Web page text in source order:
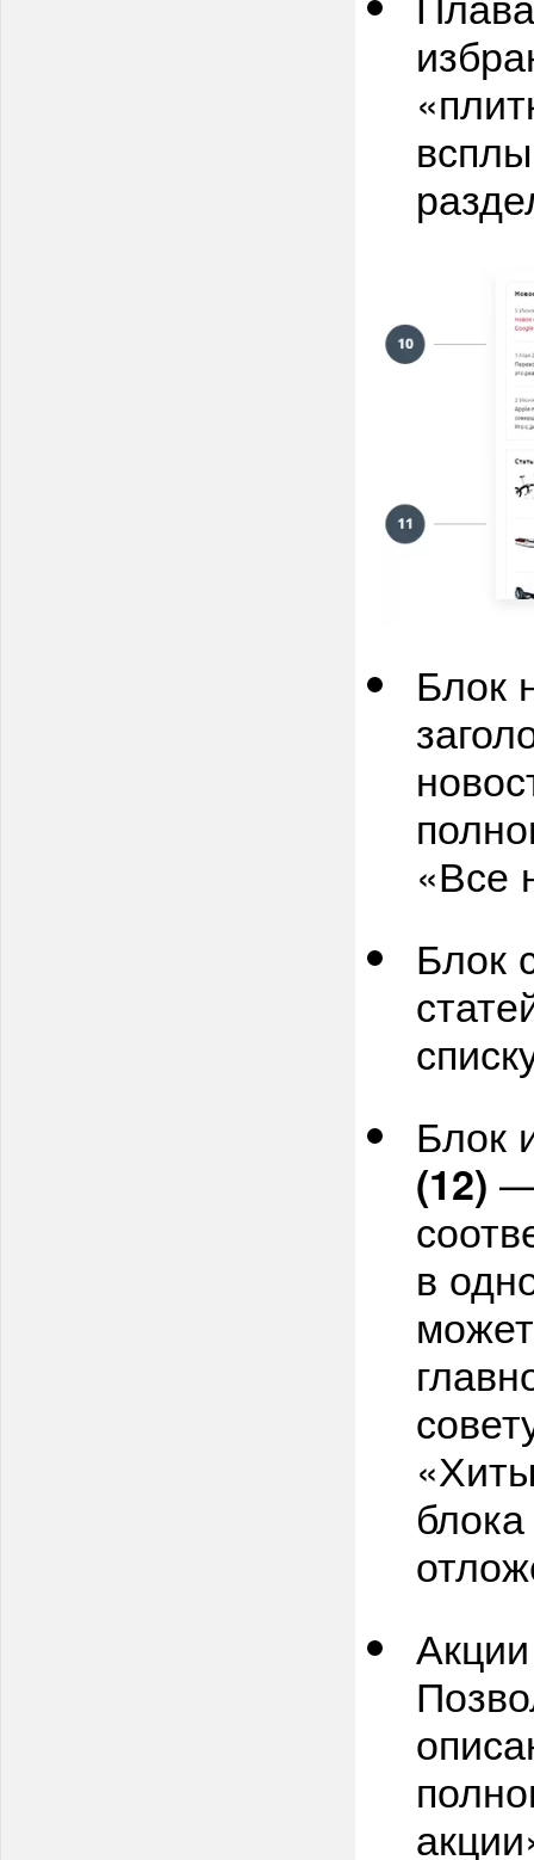
Блок
«Все
Блок
Блок
(12) —
в